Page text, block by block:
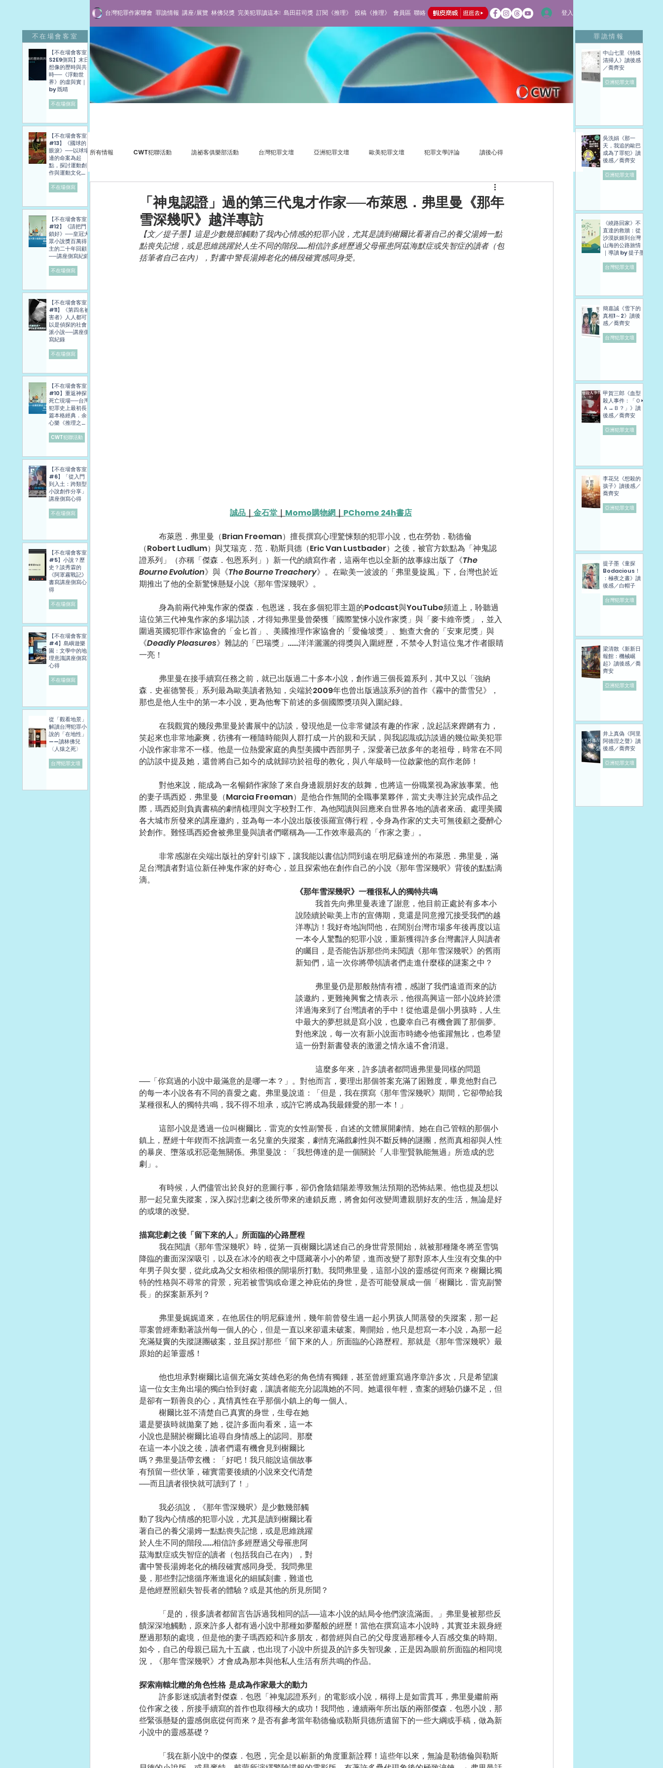
台灣犯罪作家聯會 罪詭情報 講座/展覽 林佛兒獎 完美犯罪讀這本! 島田莊司獎 訂閱《推理》 投稿《推理》 會員區 聯絡 登入
罪詭情報
所有情報 CWT犯聯活動 詭祕客俱樂部活動 台灣犯罪文壇 亞洲犯罪文壇 歐美犯罪文壇 犯罪文學評論 讀後心得
「神鬼認證」過的第三代鬼才作家──布萊恩．弗里曼《那年
雪深幾呎》越洋專訪
【文／提子墨】這是少數幾部觸動了我內心情感的犯罪小說，尤其是讀到榭爾比看著自己的養父湯姆一點
點喪失記憶，或是思維跳躍於人生不同的階段……相信許多經歷過父母罹患阿茲海默症或失智症的讀者（包
括筆者自己在內），對書中警長湯姆老化的橋段確實感同身受。
誠品 ｜ 金石堂 ｜ Momo購物網 ｜ PChome 24h書店
（Robert Ludlum）與艾瑞克．范．勒斯貝德（Eric Van Lustbader）之後，被官方欽點為「神鬼認
證系列」（亦稱「傑森．包恩系列」）新一代的續寫作者，這兩年也以全新的故事線出版了《The
Bourne Evolution》與《The Bourne Treachery》。在歐美一波波的「弗里曼旋風」下，台灣也於近
期推出了他的全新驚悚懸疑小說《那年雪深幾呎》。
這位第三代神鬼作家的多場訪談，才得知弗里曼曾榮獲「國際驚悚小說作家獎」與「麥卡維帝獎」，並入
圍過英國犯罪作家協會的「金匕首」、美國推理作家協會的「愛倫坡獎」、鮑查大會的「安東尼獎」與
《Deadly Pleasures》雜誌的「巴瑞獎」……洋洋灑灑的得獎與入圍經歷，不禁令人對這位鬼才作者眼睛
一亮！
森．史崔德警長」系列最為歐美讀者熟知，尖端於2009年也曾出版過該系列的首作《霧中的蕾雪兒》，
那也是他人生中的第一本小說，更為他奪下前述的多個國際獎項與入圍紀錄。
笑起來也非常地豪爽，彷彿有一種隨時能與人群打成一片的親和天賦，與我認識或訪談過的幾位歐美犯罪
小說作家非常不一樣。他是一位熱愛家庭的典型美國中西部男子，深愛著已故多年的老祖母，時常在不同
的訪談中提及她，還曾將自己如今的成就歸功於祖母的教化，與八年級時一位啟蒙他的寫作老師！
的妻子瑪西婭．弗里曼（Marcia Freeman）是他合作無間的全職事業夥伴，當丈夫專注於完成作品之
際，瑪西婭則負責書稿的劇情梳理與文字校對工作、為他閱讀與回應來自世界各地的讀者來函、處理美國
各大城市所發來的講座邀約，並為每一本小說出版後張羅宣傳行程，令身為作家的丈夫可無後顧之憂醉心
於創作。難怪瑪西婭會被弗里曼與讀者們暱稱為──工作效率最高的「作家之妻」。
足台灣讀者對這位新任神鬼作家的好奇心，並且探索他在創作自己的小說《那年雪深幾呎》背後的點點滴
滴。
《那年雪深幾呎》一種很私人的獨特共鳴
說陸續於歐美上市的宣傳期，竟還是同意撥冗接受我們的越
洋專訪！我好奇地詢問他，在闊別台灣市場多年後再度以這
一本令人驚豔的犯罪小說，重新獲得許多台灣書評人與讀者
的矚目，是否能告訴那些尚未閱讀《那年雪深幾呎》的舊雨
新知們，這一次你將帶領讀者們走進什麼樣的謎案之中？
談邀約，更難掩興奮之情表示，他很高興這一部小說終於漂
洋過海來到了台灣讀者的手中！從他還是個小男孩時，人生
中最大的夢想就是寫小說，也慶幸自己有機會圓了那個夢。
對他來說，每一次有新小說面市時總令他雀躍無比，也希望
這一份對新書發表的激盪之情永遠不會消退。
──「你寫過的小說中最滿意的是哪一本？」。對他而言，要理出那個答案充滿了困難度，畢竟他對自己
的每一本小說各有不同的喜愛之處。弗里曼說道：「但是，我在撰寫《那年雪深幾呎》期間，它卻帶給我
某種很私人的獨特共鳴，我不得不坦承，或許它將成為我最鍾愛的那一本！」
鎮上，歷經十年鍥而不捨調查一名兒童的失蹤案，劇情充滿戲劇性與不斷反轉的謎團，然而真相卻與人性
的暴戾、墮落或邪惡毫無關係。弗里曼說：「我想傳達的是一個關於『人非聖賢孰能無過』所造成的悲
劇」。
那一起兒童失蹤案，深入探討悲劇之後所帶來的連鎖反應，將會如何改變周遭親朋好友的生活，無論是好
的或壞的改變。
描寫悲劇之後「留下來的人」所面臨的心路歷程
降臨的畫面深深吸引，以及在冰冷的暗夜之中隱藏著小小的希望，進而改變了那對原本人生沒有交集的中
年男子與女嬰，從此成為父女相依相偎的開場所打動。我問弗里曼，這部小說的靈感從何而來？榭爾比獨
特的性格與不尋常的背景，宛若被雪鴞或命運之神庇佑的身世，是否可能發展成一個「榭爾比．雷克副警
長」的探案新系列？
罪案曾經牽動著該州每一個人的心，但是一直以來卻還未破案。剛開始，他只是想寫一本小說，為那一起
充滿疑竇的失蹤謎團破案，並且探討那些「留下來的人」所面臨的心路歷程。那就是《那年雪深幾呎》最
原始的起筆靈感！
這一位女主角出場的獨白恰到好處，讓讀者能充分認識她的不同。她還很年輕，查案的經驗仍嫌不足，但
是卻有一顆善良的心，真情真性在乎那個小鎮上的每一個人。
還是嬰孩時就拋棄了她，從許多面向看來，這一本
小說也是關於榭爾比追尋自身情感上的認同。那麼
在這一本小說之後，讀者們還有機會見到榭爾比
嗎？弗里曼語帶玄機：「好吧！我只能說這個故事
有預留一些伏筆，確實需要後續的小說來交代清楚
──而且讀者很快就可讀到了！」
動了我內心情感的犯罪小說，尤其是讀到榭爾比看
著自己的養父湯姆一點點喪失記憶，或是思維跳躍
於人生不同的階段……相信許多經歷過父母罹患阿
茲海默症或失智症的讀者（包括我自己在內），對
書中警長湯姆老化的橋段確實感同身受。我問弗里
曼，那些對記憶循序漸進退化的細膩刻畫，難道也
是他經歷照顧失智長者的體驗？或是其他的所見所聞？
饋深深地觸動，原來許多人都有過小說中那種如夢靨般的經歷！當他在撰寫這本小說時，其實並未親身經
歷過那類的處境，但是他的妻子瑪西婭和許多朋友，都曾經與自己的父母度過那種令人百感交集的時期。
如今，自己的母親已屆九十五歲，也出現了小說中所提及的許多失智現象，正是因為眼前所面臨的相同境
況，《那年雪深幾呎》才會成為那本與他私人生活有所共鳴的作品。
探索南轅北轍的角色性格  是成為作家最大的動力
位作家之後，所接手續寫的首作也取得極大的成功！我問他，連續兩年所出版的兩部傑森．包恩小說，那
些緊張懸疑的靈感倒底從何而來？是否有參考當年勒德倫或勒斯貝德所遺留下的一些大綱或手稿，做為新
小說中的靈感基礎？
不在場會客室
【不在場會客室
S2E9側寫】末日
想像的歷時與共
時──《浮動世
界》的虛與實｜
by 既晴
不在場側寫
【不在場會客室
#13】《國球的
眼淚》──以球場
邊的命案為起
點，探討運動創
作與運動文化發
寫紀錄
不在場側寫
【不在場會客室
#12】《請把門
鎖好》──皇冠大
眾小說獎百萬得
主的二十年回顧
──講座側寫紀錄
不在場側寫
【不在場會客室
#11】《第四名被
害者》人人都可
以是偵探的社會
派小說──講座側
寫紀錄
不在場側寫
【不在場會客室
#10】重返神探
死亡現場──台灣
犯罪史上最初長
篇本格經典．余
心樂《推理之
導
CWT犯聯活動
【不在場會客室
#6】「從入門
到入土：跨類型
小說創作分享」
講座側寫心得
不在場側寫
【不在場會客室
#5】小說？歷
史？談秀霖的
《阿罩霧戰記》
書寫講座側寫心
得
不在場側寫
【不在場會客室
#4】島嶼遊樂
園：文學中的地
理意識講座側寫
心得
不在場側寫
從「觀看地景」
解讀台灣犯罪小
說的「在地性」
——讀林佛兒
〈人猿之死〉
台灣犯罪文壇
中山七里《特殊
清掃人》讀後感
／喬齊安
亞洲犯罪文壇
吳洗娟《那一
天，我追的歐巴
成為了罪犯》讀
後感／喬齊安
亞洲犯罪文壇
《繞路回家》不
直達的救贖：從
沙漠妖姬到台灣
山海的公路旅情
｜導讀 by 提子墨
台灣犯罪文壇
簡嘉誠《雪下的
真相1～2》讀後
感／喬齊安
台灣犯罪文壇
甲賀三郎《血型
殺人事件：「Ｏ×
Ａ→Ｂ？」》讀
後感／喬齊安
亞洲犯罪文壇
李花兒《想殺的
孩子》讀後感／
喬齊安
亞洲犯罪文壇
提子墨《童探
Bodacious！
：極夜之晝》讀
後感／白帽子
台灣犯罪文壇
梁清散《新新日
報館：機械崛
起》讀後感／喬
齊安
亞洲犯罪文壇
井上真偽《阿里
阿德涅之聲》讀
後感／喬齊安
亞洲犯罪文壇